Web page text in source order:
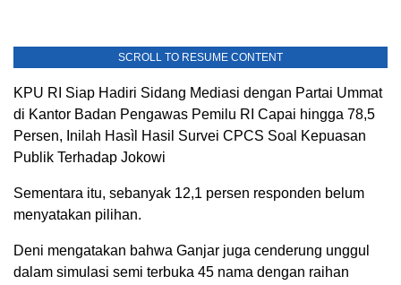
SCROLL TO RESUME CONTENT
KPU RI Siap Hadiri Sidang Mediasi dengan Partai Ummat
di Kantor Badan Pengawas Pemilu RI Capai hingga 78,5
Persen, Inilah Hasìl Hasil Survei CPCS Soal Kepuasan
Publik Terhadap Jokowi
Sementara itu, sebanyak 12,1 persen responden belum
menyatakan pilihan.
Deni mengatakan bahwa Ganjar juga cenderung unggul
dalam simulasi semi terbuka 45 nama dengan raihan